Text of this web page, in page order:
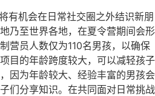
有机会在日常社交圈之外结识新朋
乃至世界各地，在夏令营期间会形
营员人数仅为110名男孩，以确保
目的年龄跨度较大，可以减轻孩子
因为年龄较大、经验丰富的男孩会
们分享知识。在共同面对日常挑战